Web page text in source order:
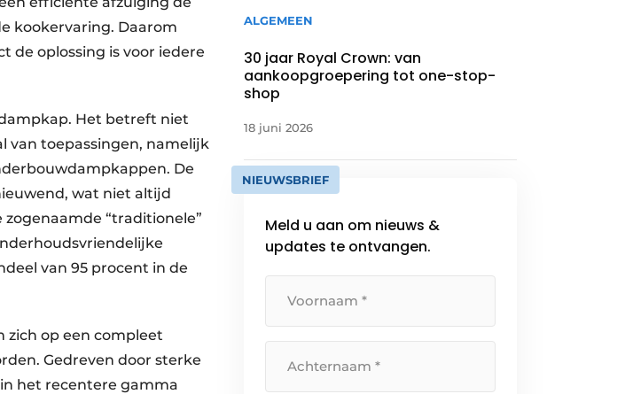
kookervaring. Daarom
de oplossing is voor iedere
Het betreft niet
van toepassingen, namelijk
De
wat niet altijd
“traditionele”
van 95 procent in de
zich op een compleet
Gedreven door sterke
het recentere gamma
ALGEMEEN
30 jaar Royal Crown: van
aankoopgroepering tot one-stop-
shop
18 juni 2026
NIEUWSBRIEF
Meld u aan om nieuws &
updates te ontvangen.